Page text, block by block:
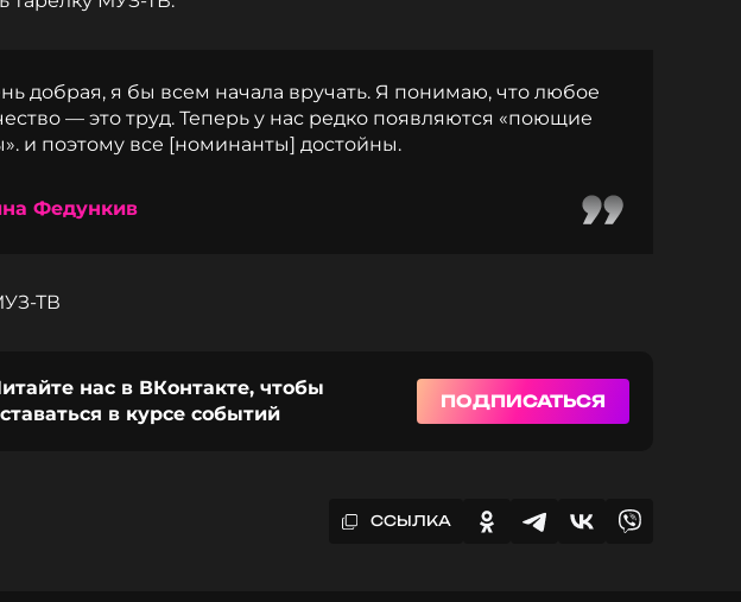
добрая, я бы всем начала вручать. Я понимаю, что любое
— это труд. Теперь у нас редко появляются «поющие
и поэтому все [номинанты] достойны.
Федункив
ТВ
нас в ВКонтакте, чтобы
в курсе событий
ПОДПИСАТЬСЯ
ССЫЛКА